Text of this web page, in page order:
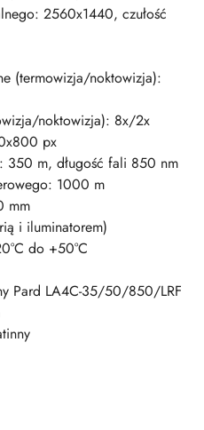
2560x1440, czułość
(termowizja/noktowizja):
noktowizja): 8x/2x
px
350 m, długość fali 850 nm
1000 m
mm
i iluminatorem)
do +50°C
Pard LA4C-35/50/850/LRF